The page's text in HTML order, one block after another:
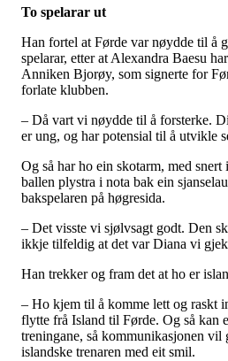
To spelarar ut
Han fortel at Førde var nøydde til å
spelarar, etter at Alexandra Baesu
Anniken Bjorøy, som signerte for
forlate klubben.
– Då vart vi nøydde til å forsterke.
er ung, og har potensial til å utvikle
Og så har ho ein skotarm, med
ballen plystra i nota bak ein
bakspelaren på høgresida.
– Det visste vi sjølvsagt godt. Den
ikkje tilfeldig at det var Diana vi
Han trekker og fram det at ho er
– Ho kjem til å komme lett og raskt
flytte frå Island til Førde. Og så kan
treningane, så kommunikasjonen vil
islandske trenaren med eit smil.